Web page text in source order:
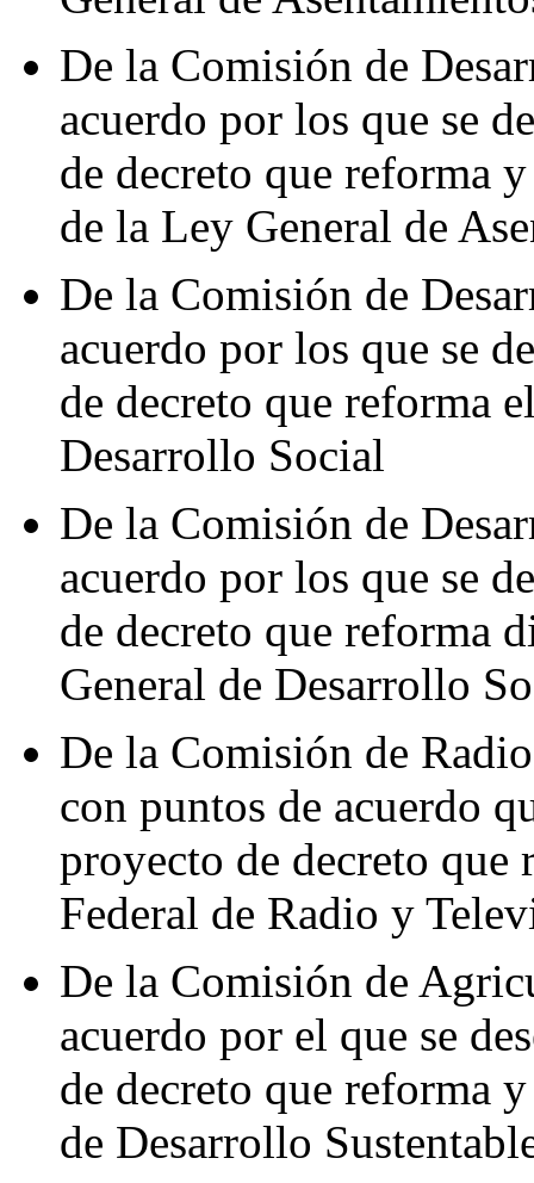
De la Comisión de
acuerdo por los que se
de decreto que reforma
de la Ley General de
De la Comisión de
acuerdo por los que se
de decreto que reforma
Desarrollo Social
De la Comisión de
acuerdo por los que se
de decreto que reforma
General de Desarrollo
De la Comisión de
con puntos de acuerdo
proyecto de decreto
Federal de Radio y
De la Comisión de
acuerdo por el que se
de decreto que reforma
de Desarrollo